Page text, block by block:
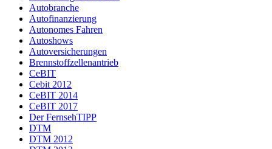
Autobranche
Autofinanzierung
Autonomes Fahren
Autoshows
Autoversicherungen
Brennstoffzellenantrieb
CeBIT
Cebit 2012
CeBIT 2014
CeBIT 2017
Der FernsehTIPP
DTM
DTM 2012